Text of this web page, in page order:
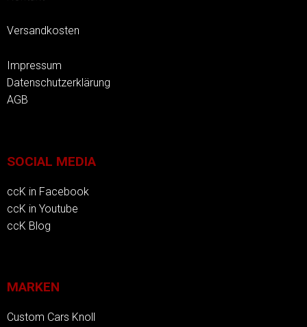
Versandkosten
Impressum
Datenschutzerklärung
AGB
SOCIAL MEDIA
ccK in Facebook
ccK in Youtube
ccK Blog
MARKEN
Custom Cars Knoll